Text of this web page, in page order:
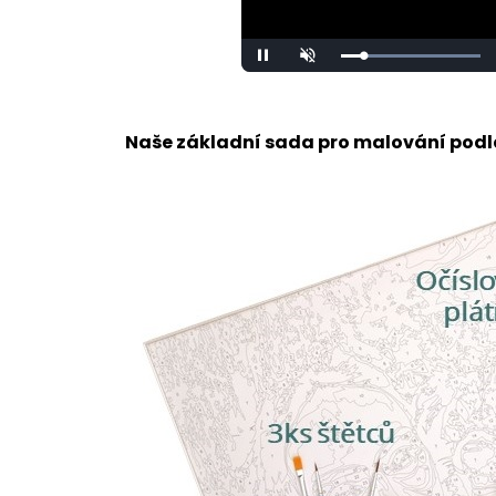
Pause Unmute Loaded:
100.00%
Naše základní sada pro malování